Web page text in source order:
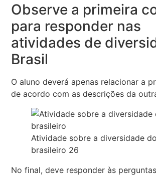
Observe a primeira
para responder nas
atividades de
Brasil
O aluno deverá apenas relacionar a
de acordo com as descrições da
Atividade sobre a diversidade
brasileiro 26
No final, deve responder às